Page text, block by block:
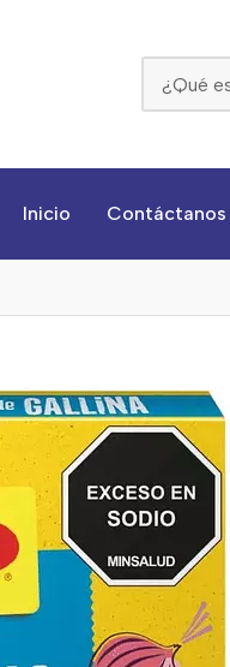
Inicio Contáctanos